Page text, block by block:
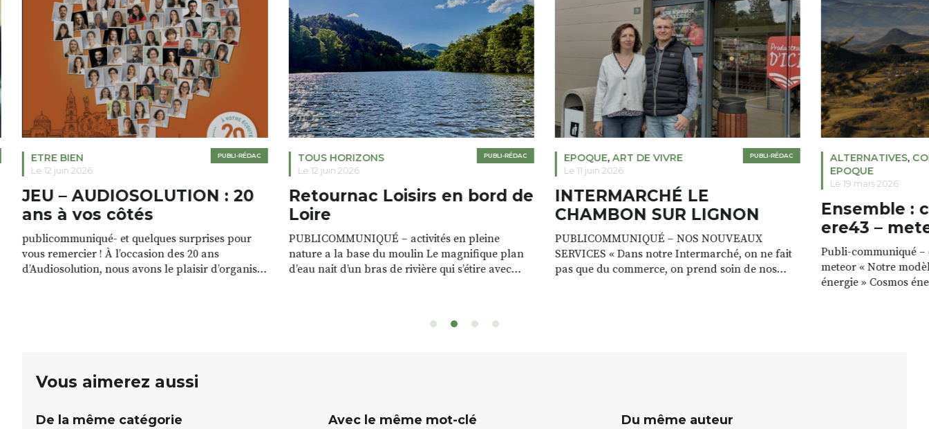
PUBLI-RÉDAC
ETRE BIEN
Le 12 juin 2026
JEU – AUDIOSOLUTION : 20
ans à vos côtés
publicommuniqué- et quelques surprises pour
vous remercier ! À l’occasion des 20 ans
d’Audiosolution, nous avons le plaisir d’organiser
PUBLI-RÉDAC
TOUS HORIZONS
Le 12 juin 2026
Retournac Loisirs en bord de
Loire
PUBLICOMMUNIQUÉ – activités en pleine
nature a la base du moulin Le magnifique plan
d’eau nait d’un bras de rivière qui s’étire avec
PUBLI-RÉDAC
EPOQUE,ART DE VIVRE
Le 11 juin 2026
INTERMARCHÉ LE
CHAMBON SUR LIGNON
PUBLICOMMUNIQUÉ – NOS NOUVEAUX
SERVICES « Dans notre Intermarché, on ne fait
pas que du commerce, on prend soin de nos
ALTERNATIVES,
EPOQUE
Le 19 mars 2026
Ensemble :
ere43 –
Publi-communiqué –
meteor « Notre
énergie » Cosmos
Vous aimerez aussi
De la même catégorie Avec le même mot-clé Du même auteur